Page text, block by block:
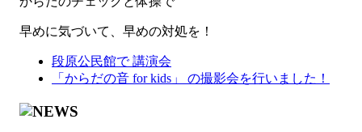
早めに気づいて、早めの対処を！
段原公民館で 講演会
「からだの音 for kids」 の撮影会を行いました！